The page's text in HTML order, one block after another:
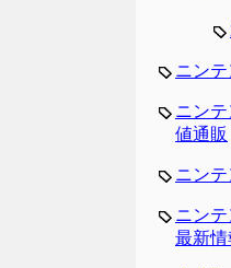
ニン
ニン
値通販
ニン
ニン
最新情